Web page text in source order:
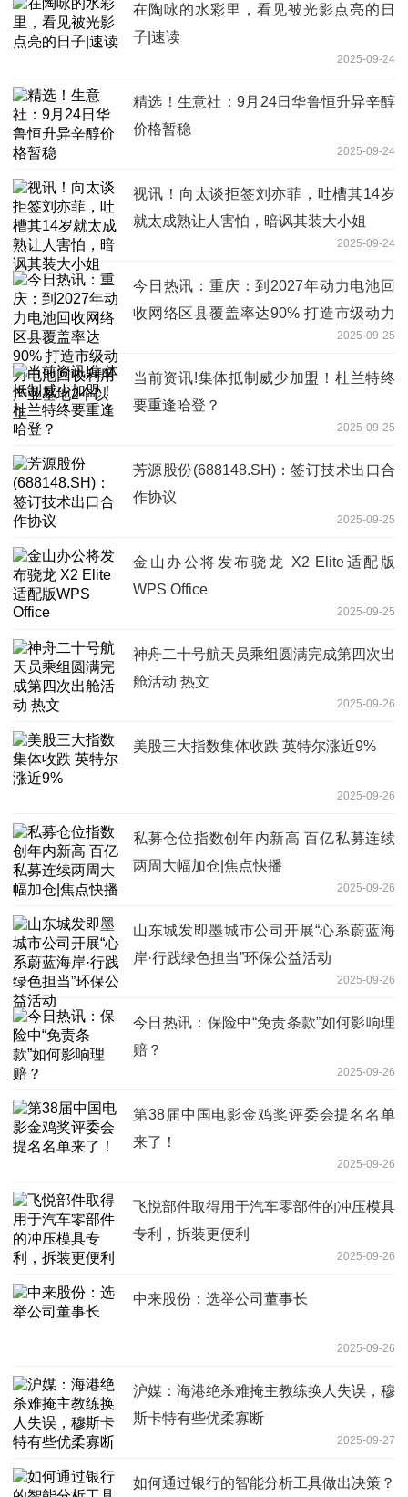
在陶咏的水彩里，看见被光影点亮的日
子|速读
2025-09-24
精选！生意社：9月24日华鲁恒升异辛醇
价格暂稳
2025-09-24
视讯！向太谈拒签刘亦菲，吐槽其14岁
就太成熟让人害怕，暗讽其装大小姐
2025-09-24
今日热讯：重庆：到2027年动力电池回
收网络区县覆盖率达90% 打造市级动力
2025-09-25
当前资讯!集体抵制威少加盟！杜兰特终
要重逢哈登？
2025-09-25
芳源股份(688148.SH)：签订技术出口合
作协议
2025-09-25
金山办公将发布骁龙 X2 Elite适配版
WPS Office
2025-09-25
神舟二十号航天员乘组圆满完成第四次出
舱活动 热文
2025-09-26
美股三大指数集体收跌 英特尔涨近9%
2025-09-26
私募仓位指数创年内新高 百亿私募连续
两周大幅加仓|焦点快播
2025-09-26
山东城发即墨城市公司开展“心系蔚蓝海
岸·行践绿色担当”环保公益活动
2025-09-26
今日热讯：保险中“免责条款”如何影响理
赔？
2025-09-26
第38届中国电影金鸡奖评委会提名名单
来了！
2025-09-26
飞悦部件取得用于汽车零部件的冲压模具
专利，拆装更便利
2025-09-26
中来股份：选举公司董事长
2025-09-26
沪媒：海港绝杀难掩主教练换人失误，穆
斯卡特有些优柔寡断
2025-09-27
如何通过银行的智能分析工具做出决策？